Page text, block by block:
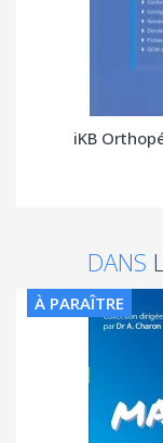
iKB
DANS
À PARAÎTRE